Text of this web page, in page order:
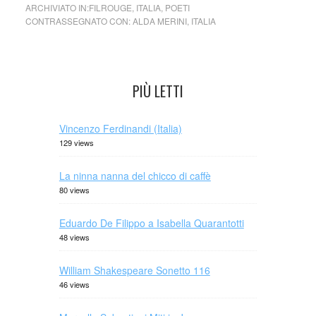
ARCHIVIATO IN:FILROUGE ITALIA, POETI
CONTRASSEGNATO CON:ALDA MERINI, ITALIA
PIÙ LETTI
Vincenzo Ferdinandi (Italia)
129 views
La ninna nanna del chicco di caffè
80 views
Eduardo De Filippo a Isabella Quarantotti
48 views
William Shakespeare Sonetto 116
46 views